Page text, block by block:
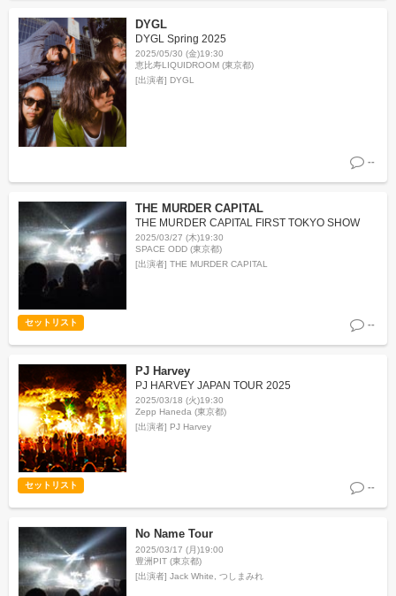
DYGL
DYGL Spring 2025
2025/05/30 (金)19:30
恵比寿LIQUIDROOM (東京都)
[出演者] DYGL
--
THE MURDER CAPITAL
THE MURDER CAPITAL FIRST TOKYO SHOW
2025/03/27 (木)19:30
SPACE ODD (東京都)
[出演者] THE MURDER CAPITAL
セットリスト --
PJ Harvey
PJ HARVEY JAPAN TOUR 2025
2025/03/18 (火)19:30
Zepp Haneda (東京都)
[出演者] PJ Harvey
セットリスト --
No Name Tour
2025/03/17 (月)19:00
豊洲PIT (東京都)
[出演者] Jack White, つしまみれ